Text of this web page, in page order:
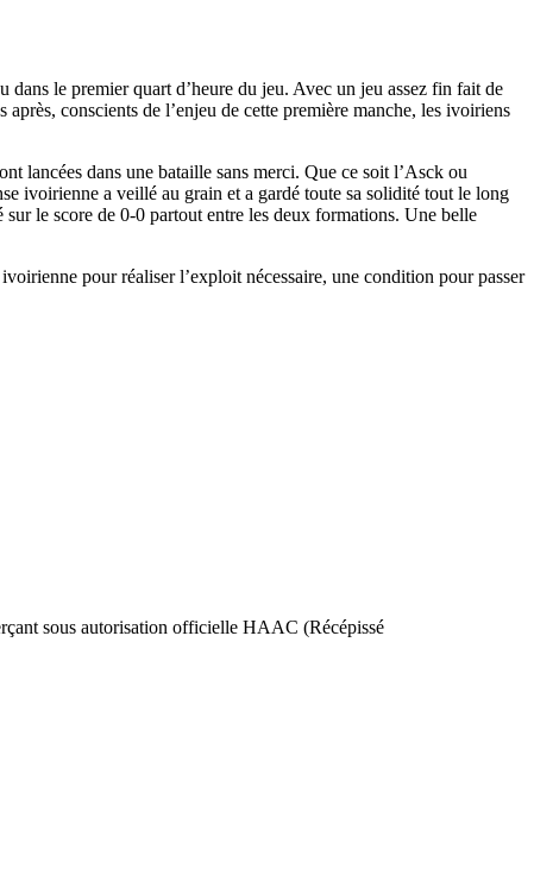
le premier quart d’heure du jeu. Avec un jeu assez fin fait de
conscients de l’enjeu de cette première manche, les ivoiriens
lancées dans une bataille sans merci. Que ce soit l’Asck ou
ivoirienne a veillé au grain et a gardé toute sa solidité tout le long
le score de 0-0 partout entre les deux formations. Une belle
pour réaliser l’exploit nécessaire, une condition pour passer
sous autorisation officielle HAAC (Récépissé